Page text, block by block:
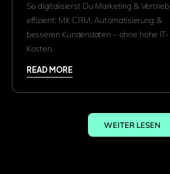
So digitalisierst Du Marketing & Vertrieb
effizient: Mit CRM, Automatisierung &
besseren Kundendaten – ohne hohe IT-
Kosten.
READ MORE
WEITER LESEN